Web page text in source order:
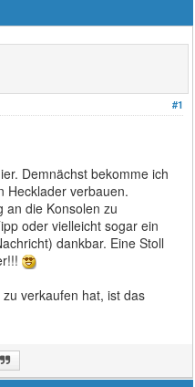
#1
Demnächst bekomme ich
Hecklader verbauen.
an die Konsolen zu
oder vielleicht sogar ein
dankbar. Eine Stoll
verkaufen hat, ist das